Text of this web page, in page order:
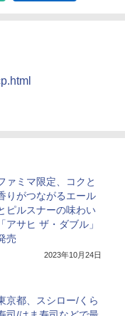
ァミマ限定、コクと
りがつながるエール
ピルスナーの味わい
「アサヒ ザ・ダブル」
売
2023年10月24日
京都、スシロー/くら